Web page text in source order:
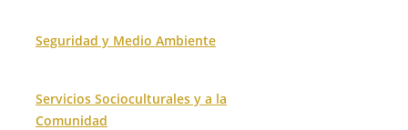
Seguridad y Medio Ambiente
Servicios Socioculturales y a la
Comunidad